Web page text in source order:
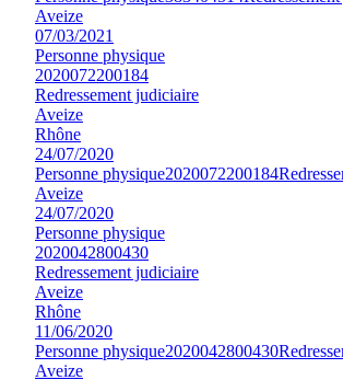
Aveize
07/03/2021
Personne physique
2020072200184
Redressement judiciaire
Aveize
Rhône
24/07/2020
Personne physique2020072200184
Aveize
24/07/2020
Personne physique
2020042800430
Redressement judiciaire
Aveize
Rhône
11/06/2020
Personne physique2020042800430
Aveize